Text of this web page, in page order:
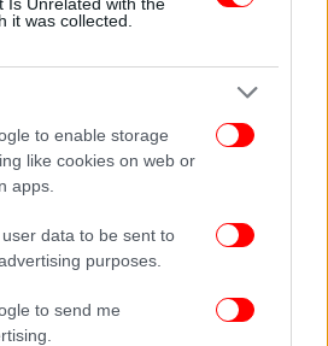
it was collected.
to enable storage
like cookies on web or
apps.
data to be sent to
purposes.
to send me
του Δεκαπενταύγουστου